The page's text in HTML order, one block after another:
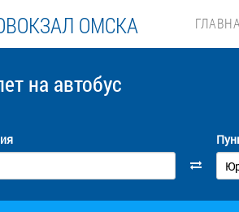
ОМСКА
на автобус